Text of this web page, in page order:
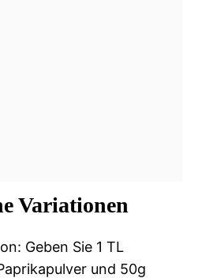
Variationen
Geben Sie 1 TL
und 50g